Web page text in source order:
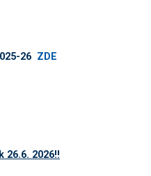
26 ZDE
26.6. 2026!!